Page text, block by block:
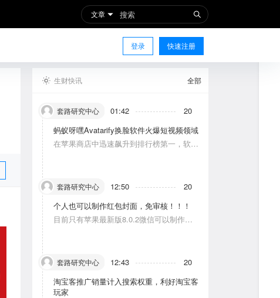
文章
登录 快速注册
生财快讯 全部
套路研究中心 01:42
20
蚂蚁呀嘿Avatarify换脸软件火爆短视频领域
在苹果商店中迅速飙升到排行榜第一，软件
套路研究中心 12:50
20
个人也可以制作红包封面，免审核！！！
目前只有苹果最新版8.0.2微信可以制作，
套路研究中心 12:43
20
淘宝客推广销量计入搜索权重，利好淘宝客
玩家